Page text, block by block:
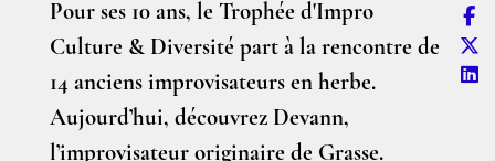
Pour ses 10 ans, le Trophée d'Impro
Culture & Diversité part à la rencontre de
14 anciens improvisateurs en herbe.
Aujourd’hui, découvrez Devann,
l’improvisateur originaire de Grasse.